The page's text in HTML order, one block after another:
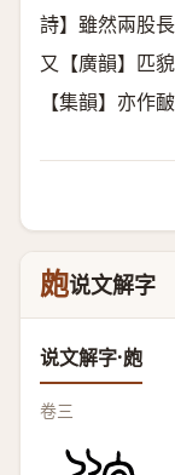
詩】雖然兩股
又【廣韻】匹
【集韻】亦作
皰说文解字
说文解字·皰
卷三